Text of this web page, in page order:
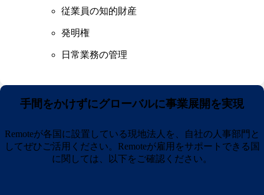
従業員の知的財産
発明権
日常業務の管理
手間をかけずにグローバルに事業展開を実現
Remoteが各国に設置している現地法人を、自社の人事部門と
してぜひご活用ください。Remoteが雇用をサポートできる国
に関しては、以下をご確認ください。